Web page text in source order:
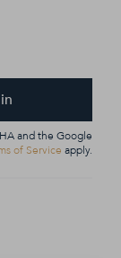
and the Google
of Service apply.